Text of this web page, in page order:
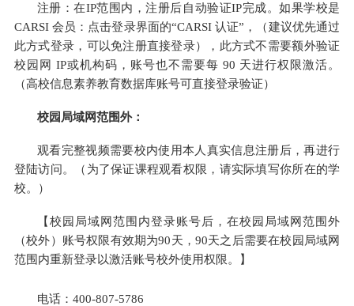
注册：在IP范围内，注册后自动验证IP完成。如果学校是
CARSI会员：点击登录界面的“CARSI认证”，（建议优先通过
此方式登录，可以免注册直接登录），此方式不需要额外验证
校园网 IP或机构码，账号也不需要每 90 天进行权限激活。
（高校信息素养教育数据库账号可直接登录验证）
校园局域网范围外：
观看完整视频需要校内使用本人真实信息注册后，再进行
登陆访问。（为了保证课程观看权限，请实际填写你所在的学
校。）
【校园局域网范围内登录账号后，在校园局域网范围外
（校外）账号权限有效期为90天， 90天之后需要在校园局域网
范围内重新登录以激活账号校外使用权限。】
电话： 400-807-5786